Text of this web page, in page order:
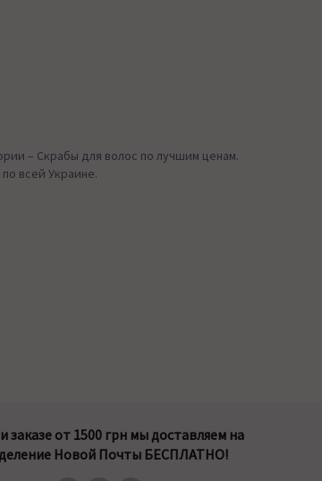
– Скрабы для волос по лучшим ценам.
всей Украине.
заказе от 1500 грн мы доставляем на
Новой Почты БЕСПЛАТНО!